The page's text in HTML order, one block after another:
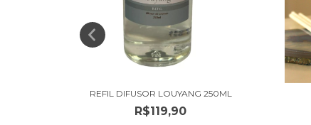
REFIL DIFUSOR LOUYANG 250ML
R$119,90